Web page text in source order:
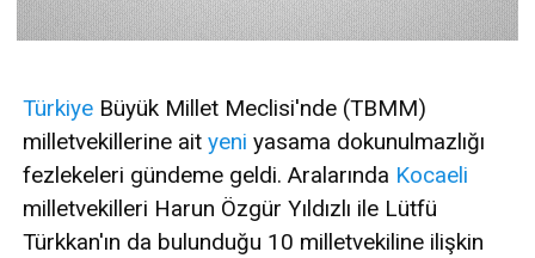
Türkiye Büyük Millet Meclisi'nde (TBMM)
milletvekillerine ait yeni yasama dokunulmazlığı
fezlekeleri gündeme geldi. Aralarında Kocaeli
milletvekilleri Harun Özgür Yıldızlı ile Lütfü
Türkkan'ın da bulunduğu 10 milletvekiline ilişkin